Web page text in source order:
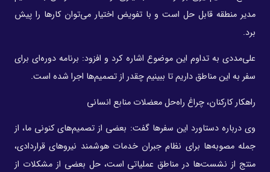
مدیر منطقه قابل حل است و با تفویض اختیار می‌توان کارها را پیش
برد.
علی‌مددی به تداوم این موضوع اشاره کرد و افزود: برنامه‌ دوره‌ای برای
سفر به این مناطق داریم تا ببینیم چقدر از تصمیم‌ها اجرا شده است.
راهکار کارکنان، چراغ راه‌حل معضلات منابع انسانی
وی درباره دستاورد این سفرها گفت: بعضی از تصمیم‌های کنونی ما، از
جمله مصوبه‌ها برای نظام جبران خدمات هوشمند نیروهای قراردادی،
منتج از نشست‌ها در مناطق عملیاتی است، حل بعضی از مشکلات از